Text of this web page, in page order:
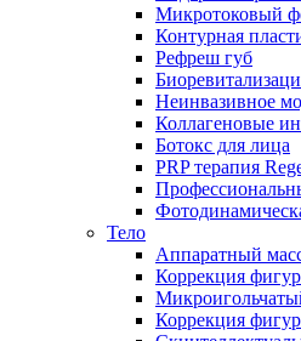
Микротоковый
Контурная
Рефреш губ
Неинвазивное
Коллагеновые
Ботокс для лица
PRP терапия
Тело
Аппаратный
Коррекция
Коррекция